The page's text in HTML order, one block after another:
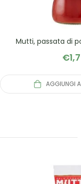
Mutti, passata di
€
AGGIUNGI